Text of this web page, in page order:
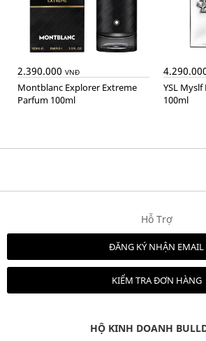
2.390.000 VNĐ
Montblanc Explorer Extreme
Parfum 100ml
YSL Myslf L'Absolu Parfum
100ml
Hỗ Trợ
ĐĂNG KÝ NHẬN EMAIL
KIỂM TRA ĐƠN HÀNG
HỘ KINH DOANH